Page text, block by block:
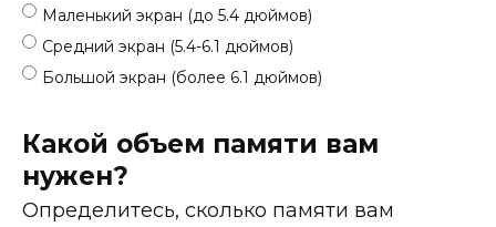
Маленький экран (до 5.4 дюймов)
Средний экран (5.4-6.1 дюймов)
Большой экран (более 6.1 дюймов)
Какой объем памяти вам
нужен?
Определитесь, сколько памяти вам